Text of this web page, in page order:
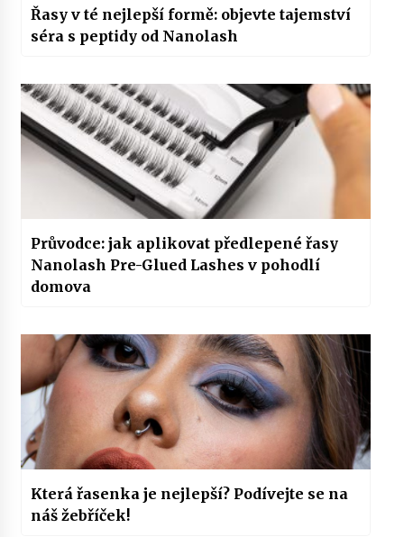
Řasy v té nejlepší formě: objevte tajemství
séra s peptidy od Nanolash
Průvodce: jak aplikovat předlepené řasy
Nanolash Pre-Glued Lashes v pohodlí
domova
Která řasenka je nejlepší? Podívejte se na
náš žebříček!